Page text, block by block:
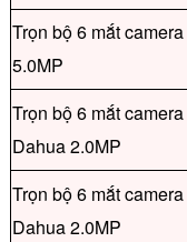
Trọn bộ 6 mắt
5.0MP
Trọn bộ 6 mắt
Dahua 2.0MP
Trọn bộ 6 mắt
Dahua 2.0MP